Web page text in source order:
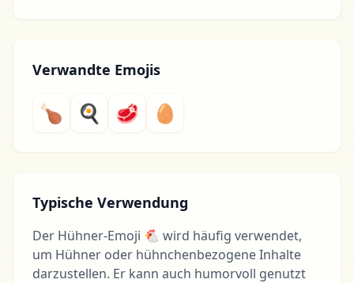
Verwandte Emojis
🍗 🍳 🥩 🥚
Typische Verwendung
Der Hühner-Emoji 🐔 wird häufig verwendet,
um Hühner oder hühnchenbezogene Inhalte
darzustellen. Er kann auch humorvoll genutzt